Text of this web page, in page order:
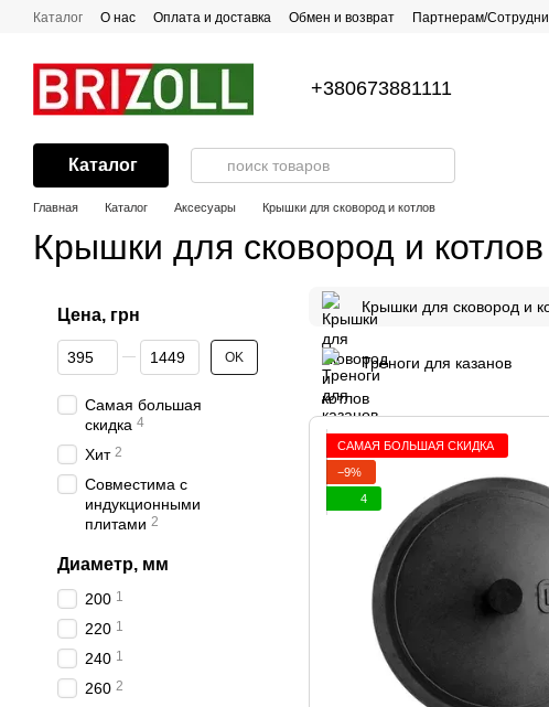
Перейти к основному контенту
Каталог О нас Оплата и доставка Обмен и возврат Партнерам/
+380673881111
Каталог
Главная Каталог Аксесуары Крышки для сковород и котлов
Крышки для сковород и котлов
Крышки для сковород и
Треноги для казанов
САМАЯ БОЛЬШАЯ СКИДКА
−9%
4
Цена, грн
От Цена, грн
До Цена, грн OK
Самая большая
скидка 4
Хит 2
Совместима с
индукционными
плитами 2
Диаметр, мм
200 1
220 1
240 1
260 2